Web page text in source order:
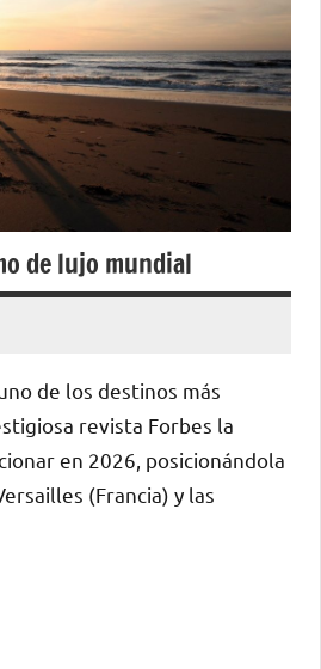
de lujo mundial
de los destinos más
revista Forbes la
en 2026, posicionándola
(Francia) y las